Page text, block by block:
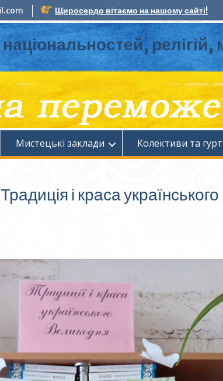
Щиросердо вітаємо на нашому сайті!
Мистецькі заклади Колективи та
і краса українського